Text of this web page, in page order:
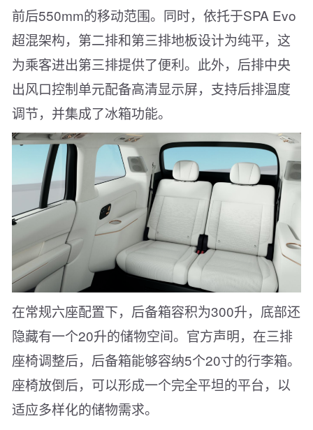
前后550mm的移动范围。同时，依托于SPA Evo
超混架构，第二排和第三排地板设计为纯平，这
为乘客进出第三排提供了便利。此外，后排中央
出风口控制单元配备高清显示屏，支持后排温度
调节，并集成了冰箱功能。
在常规六座配置下，后备箱容积为300升，底部还
隐藏有一个20升的储物空间。官方声明，在三排
座椅调整后，后备箱能够容纳5个20寸的行李箱。
座椅放倒后，可以形成一个完全平坦的平台，以
适应多样化的储物需求。